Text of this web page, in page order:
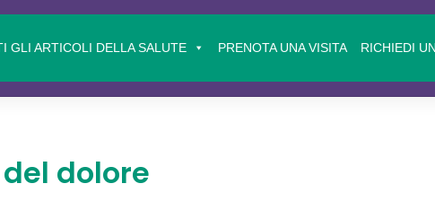
GLI ARTICOLI DELLA SALUTE PRENOTA UNA VISITA RICHIEDI
dolore